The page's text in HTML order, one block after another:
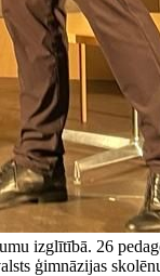
izglītībā. 26
ģimnāzijas